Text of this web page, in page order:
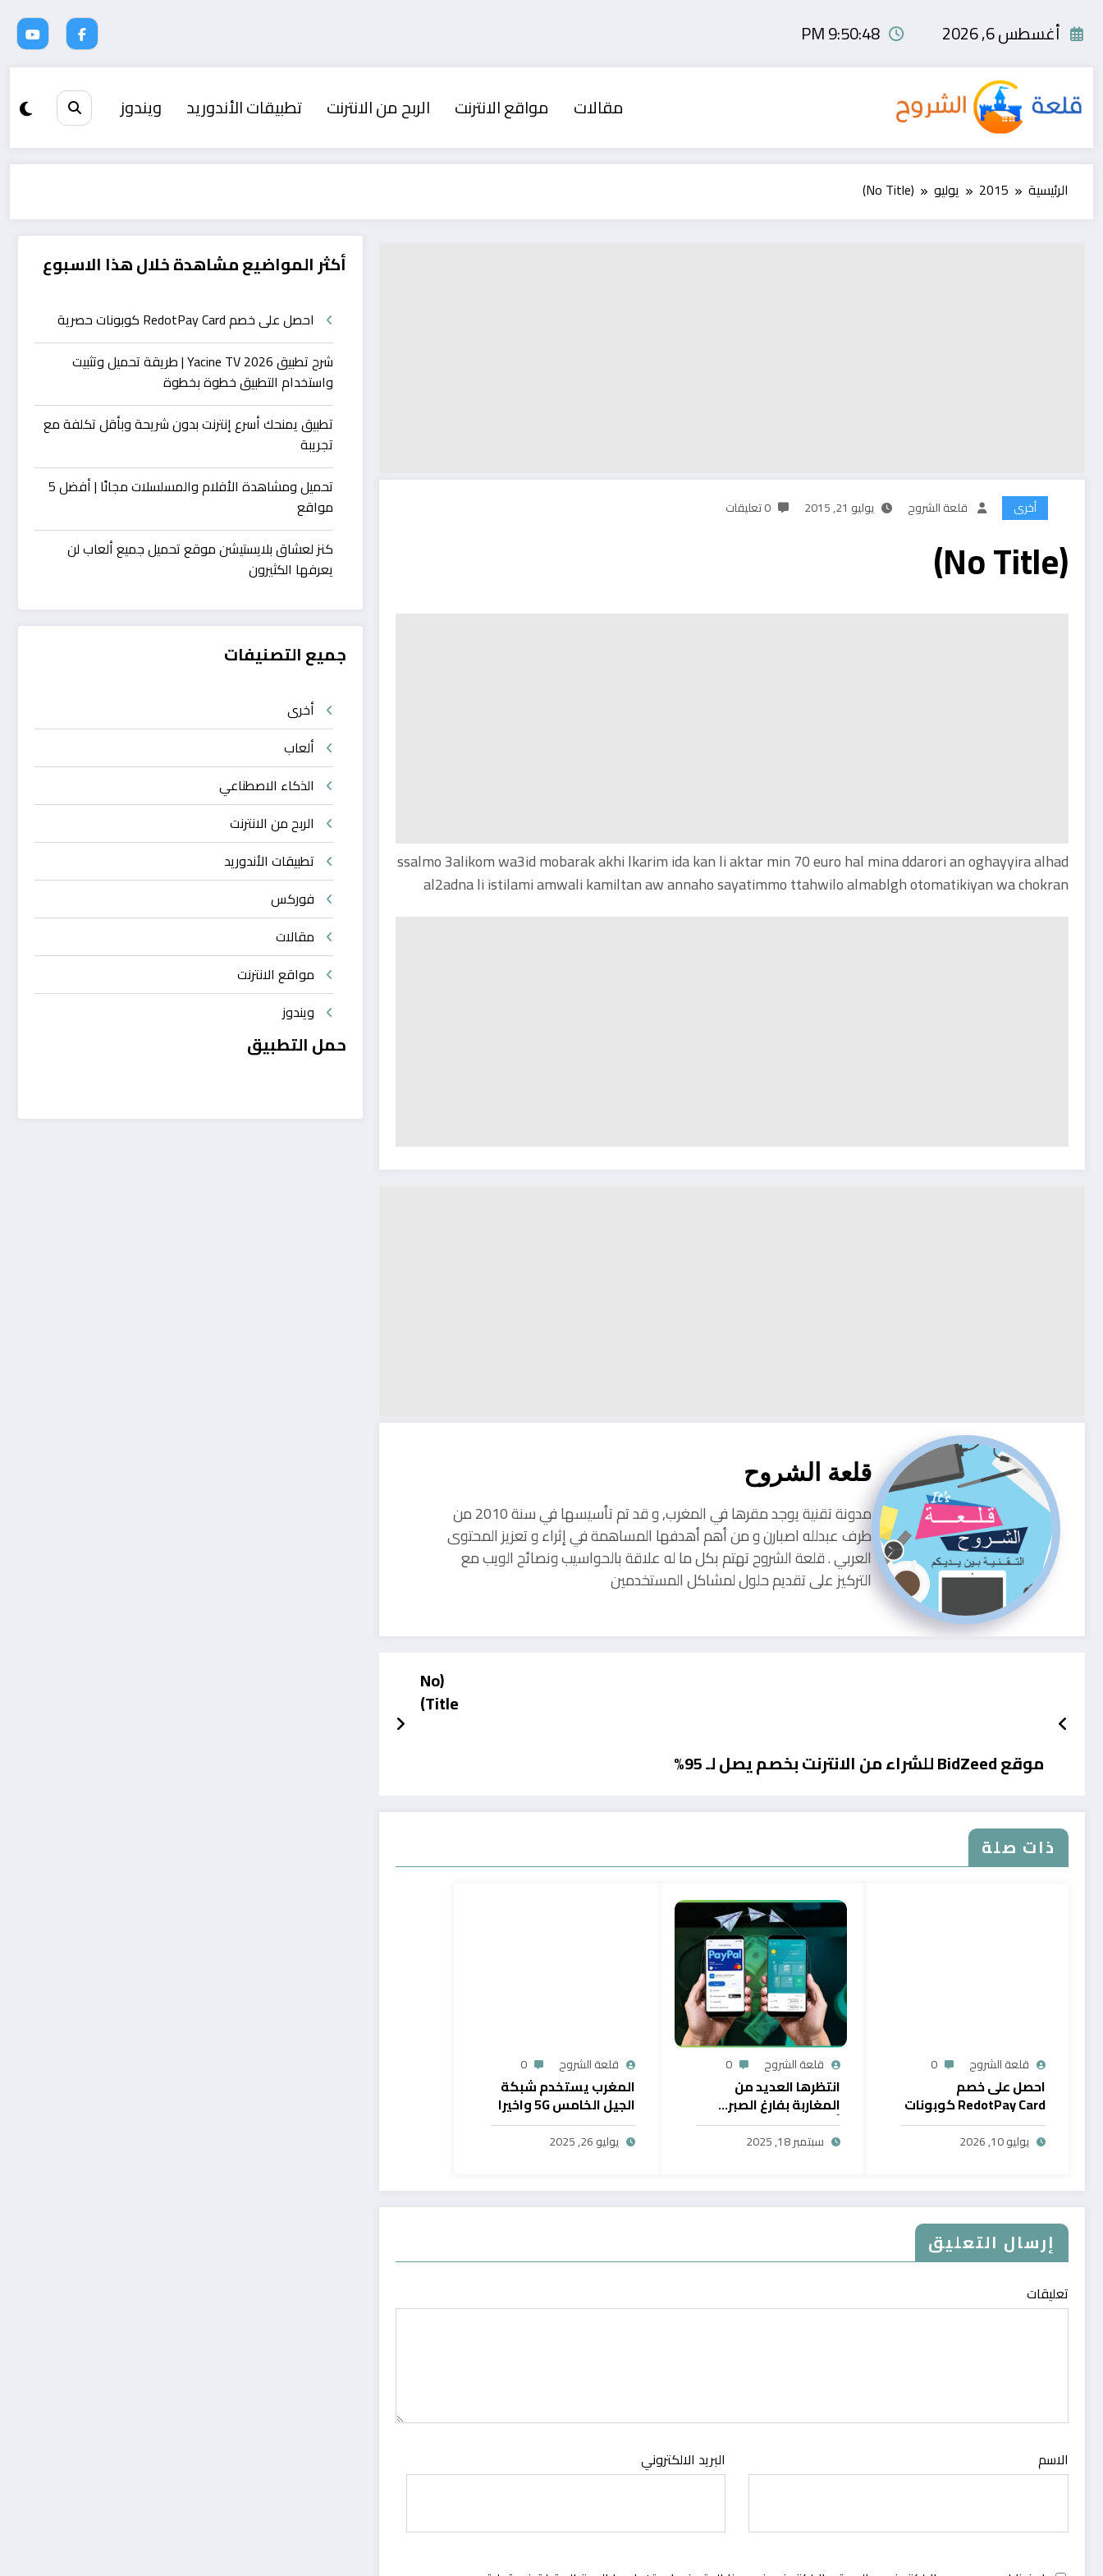
أغسطس 6, 2026 9:50:48 PM
مقالات مواقع الانترنت الربح من الانترنت تطبيقات الأندوريد ويندوز
الرئيسية 2015 يوليو (No Title)
أخرى قلعة الشروح يوليو 21, 2015 0 تعليقات
(No Title)
ssalmo 3alikom wa3id mobarak akhi lkarim ida kan li aktar min 70 euro hal mina ddarori an oghayyira alhad
al2adna li istilami amwali kamiltan aw annaho sayatimmo ttahwilo almablgh otomatikiyan wa chokran
قلعة الشروح
مدونة تقنية يوجد مقرها في المغرب, و قد تم تأسيسها في سنة 2010 من
طرف عبدلله اصبارن و من أهم أهدفها المساهمة في إثراء و تعزيز المحتوى
العربي . قلعة الشروح تهتم بكل ما له علاقة بالحواسيب ونصائح الويب مع
التركيز على تقديم حلول لمشاكل المستخدمين
(No
Title)
موقع BidZeed للشراء من الانترنت بخصم يصل لـ 95%
ذات صلة
قلعة الشروح 0
احصل على خصم
RedotPay Card كوبونات
حصرية
يوليو 10, 2026
قلعة الشروح 0
انتظرها العديد من
المغاربة بفارغ الصبر…
أول خدمة رقمية تتيح
سحب الرصيد من بايبال
سبتمبر 18, 2025
قلعة الشروح 0
المغرب يستخدم شبكة
الجيل الخامس 5G واخيرا
يوليو 26, 2025
إرسال التعليق
تعليقات
الاسم البريد الالكتروني
أكثر المواضيع مشاهدة خلال هذا الاسبوع
احصل على خصم RedotPay Card كوبونات حصرية
شرح تطبيق Yacine TV 2026 | طريقة تحميل وتثبيت
واستخدام التطبيق خطوة بخطوة
تطبيق يمنحك أسرع إنترنت بدون شريحة وبأقل تكلفة مع
تجريبة
تحميل ومشاهدة الأفلام والمسلسلات مجانًا | أفضل 5
مواقع
كنز لعشاق بلايستيشن موقع تحميل جميع ألعاب لن
يعرفها الكثيرون
جميع التصنيفات
أخرى
ألعاب
الذكاء الاصطناعي
الربح من الانترنت
تطبيقات الأندوريد
فوركس
مقالات
مواقع الانترنت
ويندوز
حمل التطبيق